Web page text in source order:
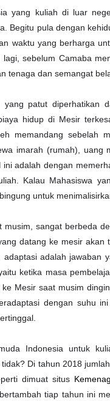
yang kuliah di luar
Begitu pula dengan
waktu yang berharga
sebelum Camaba
tenaga dan semangat
patut diperhatikan
hidup di Mesir
memandang sebelah
imarah (rumah), uang
adalah dengan
Kalau Mahasiswa
untuk
sangat berbeda
datang ke mesir
adalah jawaban
ketika masa
Mesir saat musim
dengan suhu
Indonesia untuk
Di tahun 2018
dimuat situs Kemenag
tiap tahun ini